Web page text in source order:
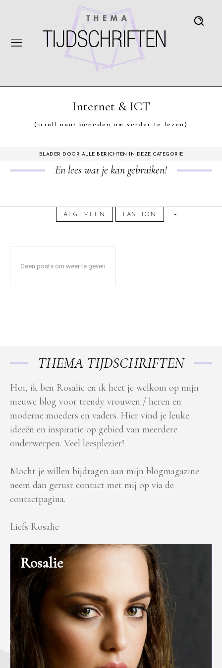
Internet & ICT
(scroll naar beneden om verder te lezen)
BLADER DOOR ALLE BERICHTEN IN DEZE CATEGORIE
En lees wat je kan gebruiken!
ALGEMEEN FASHION
Geen posts om weer te geven
THEMA TIJDSCHRIFTEN
Hoi, ik ben Rosalie en ik heet je welkom op mijn
nieuwe blog voor trendy vrouwen / heren en
moderne moeders en vaders. Hier vind je leuke
ideeën en inspiratie op gebied van meerdere
onderwerpen. Veel leesplezier!
Mocht je willen bijdragen aan mijn blogmagazine
neem dan gerust contact met mij op via de
contactpagina.
Liefs Rosalie
Rosalie